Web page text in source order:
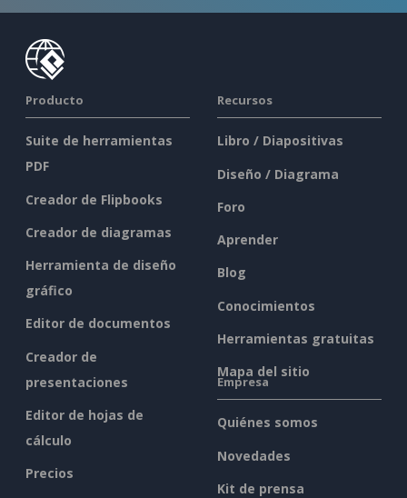
Producto
Suite de herramientas
PDF
Creador de Flipbooks
Creador de diagramas
Herramienta de diseño
gráfico
Editor de documentos
Creador de
presentaciones
Editor de hojas de
cálculo
Precios
Recursos
Libro / Diapositivas
Diseño / Diagrama
Foro
Aprender
Blog
Conocimientos
Herramientas gratuitas
Mapa del sitio
Empresa
Quiénes somos
Novedades
Kit de prensa